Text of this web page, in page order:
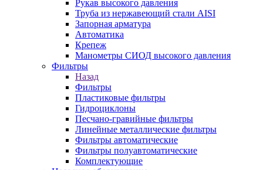
Рукав высокого давления
Труба из нержавеющий стали AISI
Запорная арматура
Автоматика
Крепеж
Манометры СИОД высокого давления
Фильтры
Назад
Фильтры
Пластиковые фильтры
Гидроциклоны
Песчано-гравийные фильтры
Линейные металлические фильтры
Фильтры автоматические
Фильтры полуавтоматические
Комплектующие